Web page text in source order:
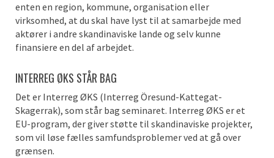
enten en region, kommune, organisation eller
virksomhed, at du skal have lyst til at samarbejde med
aktører i andre skandinaviske lande og selv kunne
finansiere en del af arbejdet.
INTERREG ØKS STÅR BAG
Det er Interreg ØKS (Interreg Öresund-Kattegat-
Skagerrak), som står bag seminaret. Interreg ØKS er et
EU-program, der giver støtte til skandinaviske projekter,
som vil løse fælles samfundsproblemer ved at gå over
grænsen.